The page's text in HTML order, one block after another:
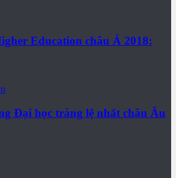
Education châu Á 2018:
Đại học tráng lệ nhất châu Âu